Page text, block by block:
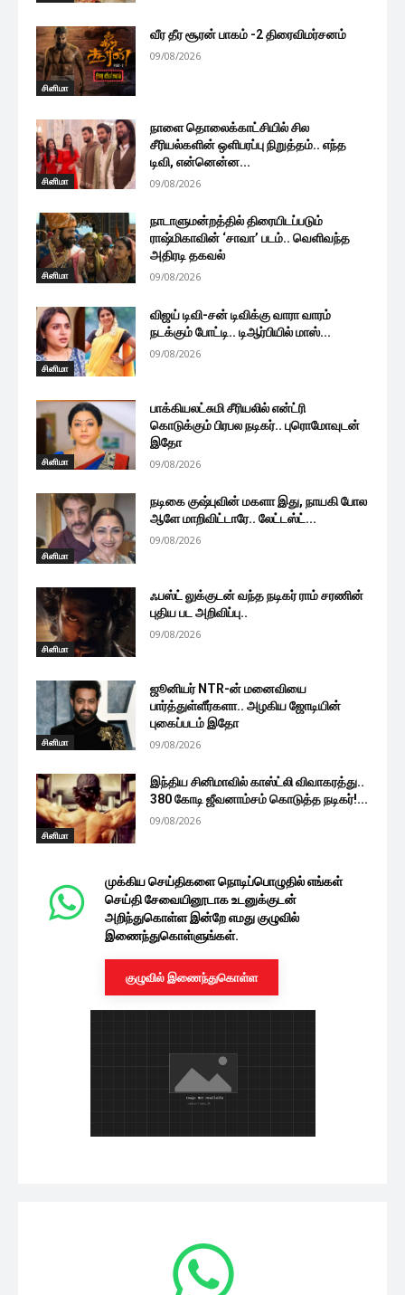
சினிமா
வீர தீர சூரன் பாகம் -2 திரைவிமர்சனம்
09/08/2026
சினிமா
நாளை தொலைக்காட்சியில் சில
சீரியல்களின் ஒளிபரப்பு நிறுத்தம்.. எந்த
டிவி, என்னென்ன...
09/08/2026
சினிமா
நாடாளுமன்றத்தில் திரையிடப்படும்
ராஷ்மிகாவின் ‘சாவா’ படம்.. வெளிவந்த
அதிரடி தகவல்
09/08/2026
சினிமா
விஜய் டிவி-சன் டிவிக்கு வாரா வாரம்
நடக்கும் போட்டி.. டிஆர்பியில் மாஸ்...
09/08/2026
சினிமா
பாக்கியலட்சுமி சீரியலில் என்ட்ரி
கொடுக்கும் பிரபல நடிகர்.. புரொமோவுடன்
இதோ
09/08/2026
சினிமா
நடிகை குஷ்புவின் மகளா இது, நாயகி போல
ஆளே மாறிவிட்டாரே.. லேட்டஸ்ட்...
09/08/2026
சினிமா
ஃபஸ்ட் லுக்குடன் வந்த நடிகர் ராம் சரணின்
புதிய பட அறிவிப்பு..
09/08/2026
சினிமா
ஜூனியர் NTR-ன் மனைவியை
பார்த்துள்ளீர்களா.. அழகிய ஜோடியின்
புகைப்படம் இதோ
09/08/2026
சினிமா
இந்திய சினிமாவில் காஸ்ட்லி விவாகரத்து..
380 கோடி ஜீவனாம்சம் கொடுத்த நடிகர்!...
09/08/2026
முக்கிய செய்திகளை நொடிப்பொழுதில் எங்கள்
செய்தி சேவையினூடாக உடனுக்குடன்
அறிந்துகொள்ள இன்றே எமது குழுவில்
இணைந்துகொள்ளுங்கள்.
குழுவில் இணைந்துகொள்ள